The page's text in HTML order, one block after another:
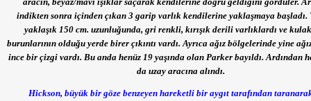
indikten sonra içinden çıkan 3 garip varlık kendilerine yaklaşmaya başladı.
yaklaşık 150 cm. uzunluğunda, gri renkli, kırışık derili varlıklardı ve
burunlarının olduğu yerde birer çıkıntı vardı. Ayrıca ağız bölgelerinde yine
ince bir çizgi vardı. Bu anda henüz 19 yaşında olan Parker bayıldı. Ardından
da uzay aracına alındı.
Hickson, büyük bir göze benzeyen hareketli bir aygıt tarafından